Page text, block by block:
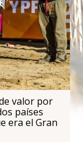
valor por
países
era el Gran